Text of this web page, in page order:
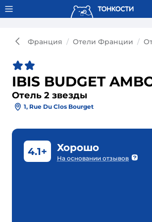
Тонкости используют сookie-файлы.
Франция Отели Франции
IBIS BUDGET
Отель 2 звезды
1, Rue Du Clos Bourget
4.1+ Хорошо
На основании отзывов